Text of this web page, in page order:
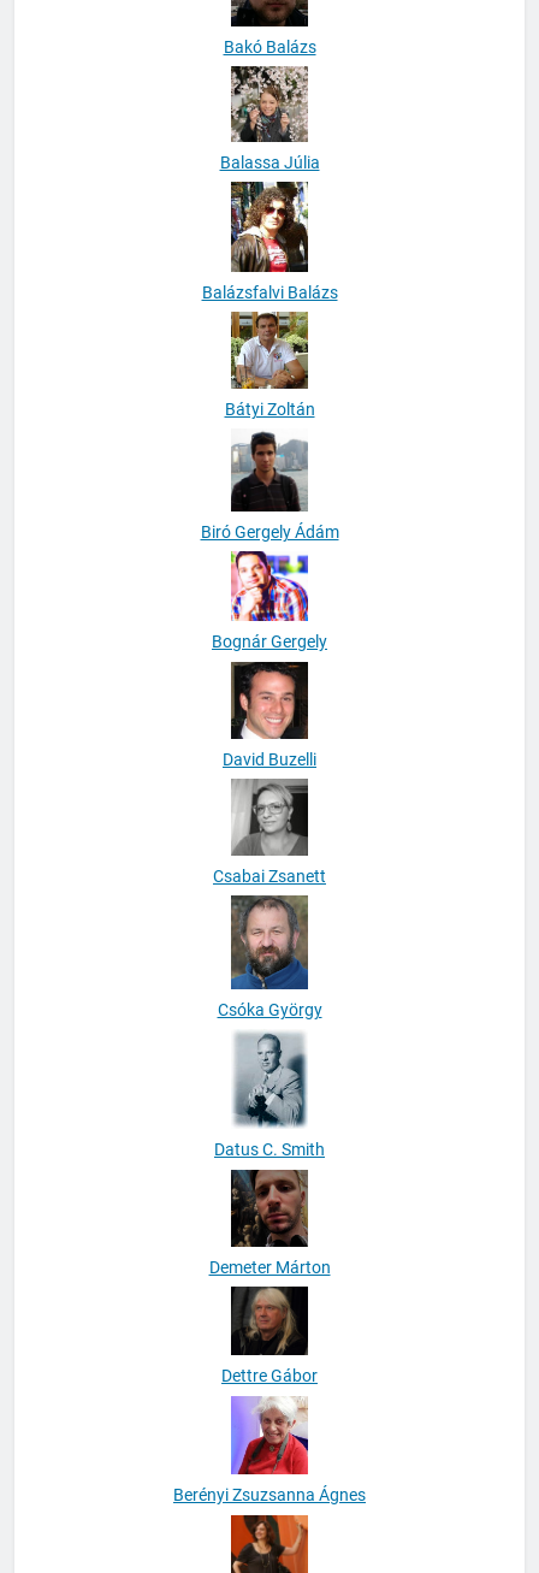
Bakó Balázs
Balassa Júlia
Balázsfalvi Balázs
Bátyi Zoltán
Biró Gergely Ádám
Bognár Gergely
David Buzelli
Csabai Zsanett
Csóka György
Datus C. Smith
Demeter Márton
Dettre Gábor
Berényi Zsuzsanna Ágnes